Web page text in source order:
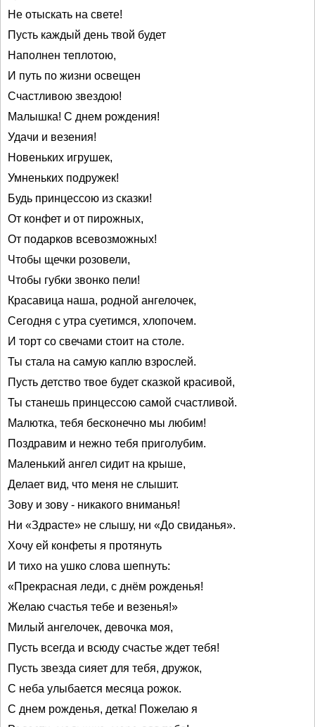
Не отыскать на свете!
Пусть каждый день твой будет
Наполнен теплотою,
И путь по жизни освещен
Счастливою звездою!
Малышка! С днем рождения!
Удачи и везения!
Новеньких игрушек,
Умненьких подружек!
Будь принцессою из сказки!
От конфет и от пирожных,
От подарков всевозможных!
Чтобы щечки розовели,
Чтобы губки звонко пели!
Красавица наша, родной ангелочек,
Сегодня с утра суетимся, хлопочем.
И торт со свечами стоит на столе.
Ты стала на самую каплю взрослей.
Пусть детство твое будет сказкой красивой,
Ты станешь принцессою самой счастливой.
Малютка, тебя бесконечно мы любим!
Поздравим и нежно тебя приголубим.
Маленький ангел сидит на крыше,
Делает вид, что меня не слышит.
Зову и зову - никакого вниманья!
Ни «Здрасте» не слышу, ни «До свиданья».
Хочу ей конфеты я протянуть
И тихо на ушко слова шепнуть:
«Прекрасная леди, с днём рожденья!
Желаю счастья тебе и везенья!»
Милый ангелочек, девочка моя,
Пусть всегда и всюду счастье ждет тебя!
Пусть звезда сияет для тебя, дружок,
С неба улыбается месяца рожок.
С днем рожденья, детка! Пожелаю я